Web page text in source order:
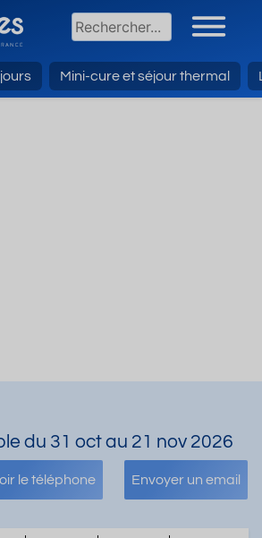
Mini-cure et séjour thermal
du 31 oct au 21 nov 2026
le téléphone Envoyer un email